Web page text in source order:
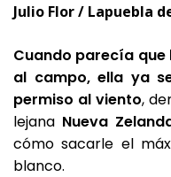
Julio Flor / Lapuebla
Cuando parecía
al campo, ella ya
permiso al viento,
lejana Nueva
cómo sacarle el
blanco.